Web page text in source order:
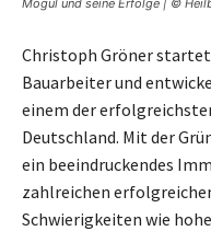
Mogul und seine Erfolge | ©
Christoph Gröner
Bauarbeiter und
einem der
Deutschland. Mit der
ein beeindruckendes
zahlreichen
Schwierigkeiten wie